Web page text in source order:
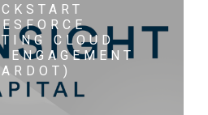
CLOUD
ENGAGEMENT